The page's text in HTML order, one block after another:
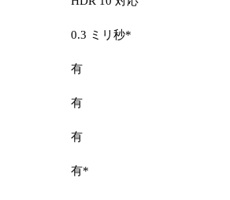
0.3 ミリ秒*
有
有
有
有*